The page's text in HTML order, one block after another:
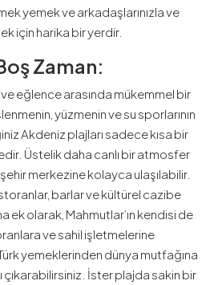
yemek ve arkadaşlarınızla ve
için harika bir yerdir.
Zaman:
eğlence arasında mükemmel bir
yüzmenin ve su sporlarının
Akdeniz plajları sadece kısa bir
Üstelik daha canlı bir atmosfer
merkezine kolayca ulaşılabilir.
barlar ve kültürel cazibe
ek olarak, Mahmutlar’ın kendisi de
ve sahil işletmelerine
yemeklerinden dünya mutfağına
çıkarabilirsiniz. İster plajda sakin bir